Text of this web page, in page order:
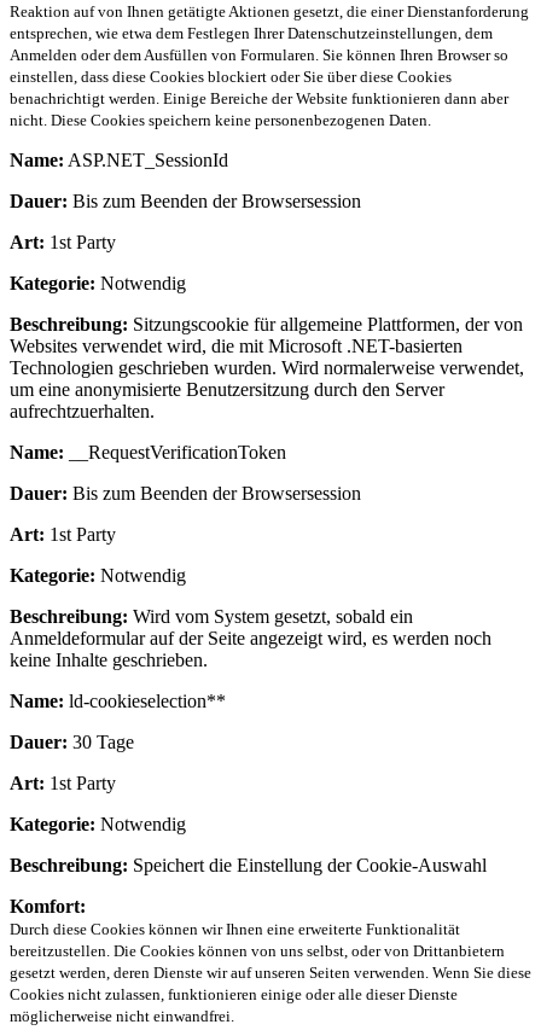
Reaktion auf von Ihnen getätigte Aktionen gesetzt, die einer Dienstanforderung
entsprechen, wie etwa dem Festlegen Ihrer Datenschutzeinstellungen, dem
Anmelden oder dem Ausfüllen von Formularen. Sie können Ihren Browser so
einstellen, dass diese Cookies blockiert oder Sie über diese Cookies
benachrichtigt werden. Einige Bereiche der Website funktionieren dann aber
nicht. Diese Cookies speichern keine personenbezogenen Daten.
Name: ASP.NET_SessionId
Dauer: Bis zum Beenden der Browsersession
Art: 1st Party
Kategorie: Notwendig
Beschreibung: Sitzungscookie für allgemeine Plattformen, der von
Websites verwendet wird, die mit Microsoft .NET-basierten
Technologien geschrieben wurden. Wird normalerweise verwendet,
um eine anonymisierte Benutzersitzung durch den Server
aufrechtzuerhalten.
Name: __RequestVerificationToken
Dauer: Bis zum Beenden der Browsersession
Art: 1st Party
Kategorie: Notwendig
Beschreibung: Wird vom System gesetzt, sobald ein
Anmeldeformular auf der Seite angezeigt wird, es werden noch
keine Inhalte geschrieben.
Name: ld-cookieselection**
Dauer: 30 Tage
Art: 1st Party
Kategorie: Notwendig
Beschreibung: Speichert die Einstellung der Cookie-Auswahl
Komfort:
Durch diese Cookies können wir Ihnen eine erweiterte Funktionalität
bereitzustellen. Die Cookies können von uns selbst, oder von Drittanbietern
gesetzt werden, deren Dienste wir auf unseren Seiten verwenden. Wenn Sie diese
Cookies nicht zulassen, funktionieren einige oder alle dieser Dienste
möglicherweise nicht einwandfrei.